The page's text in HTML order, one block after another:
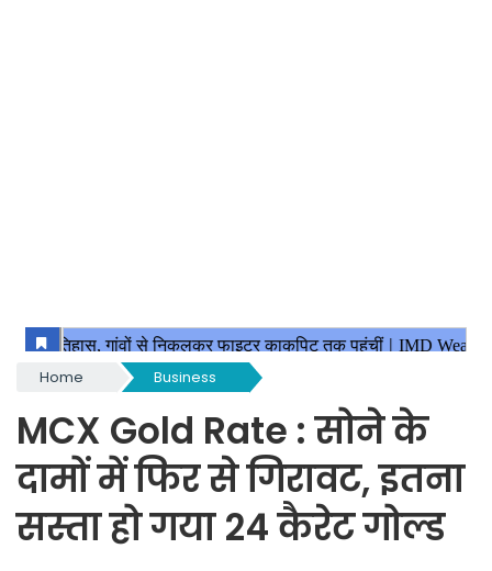
Home Business
MCX Gold Rate : सोने के
दामों में फिर से गिरावट, इतना
सस्ता हो गया 24 कैरेट गोल्ड